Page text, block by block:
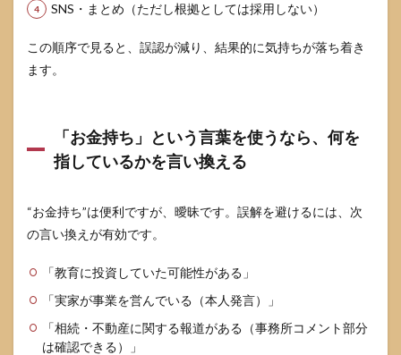
SNS・まとめ（ただし根拠としては採用しない）
この順序で見ると、誤認が減り、結果的に気持ちが落ち着き
ます。
「お金持ち」という言葉を使うなら、何を
指しているかを言い換える
“お金持ち”は便利ですが、曖昧です。誤解を避けるには、次
の言い換えが有効です。
「教育に投資していた可能性がある」
「実家が事業を営んでいる（本人発言）」
「相続・不動産に関する報道がある（事務所コメント部分
は確認できる）」